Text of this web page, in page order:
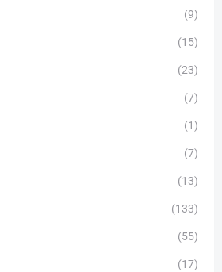
(9)
(15)
(23)
(7)
(1)
(7)
(13)
(133)
(55)
(17)